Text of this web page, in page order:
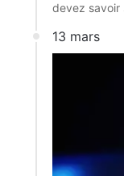
devez savoir
13 mars